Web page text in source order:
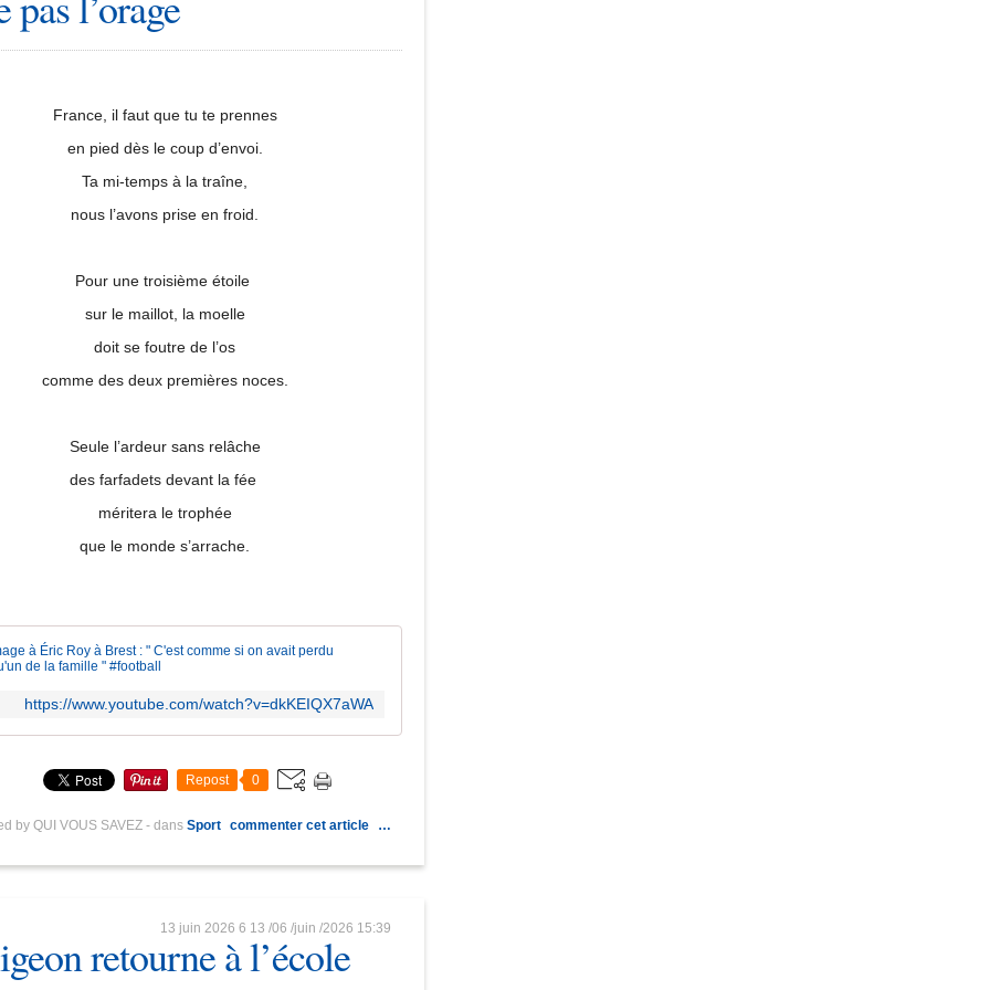
France, il faut que tu te prennes
en pied dès le coup d’envoi.
Ta mi-temps à la traîne,
nous l’avons prise en froid.
Pour une troisième étoile
sur le maillot, la moelle
doit se foutre de l’os
comme des deux premières noces.
Seule l’ardeur sans relâche
des farfadets devant la fée
méritera le trophée
que le monde s’arrache.
https://www.youtube.com/watch?v=dkKEIQX7aWA
Repost 0
by QUI VOUS SAVEZ - dans Sport commenter cet article …
13 juin 2026 6 13 /06 /juin /2026 15:39
retourne à l’école